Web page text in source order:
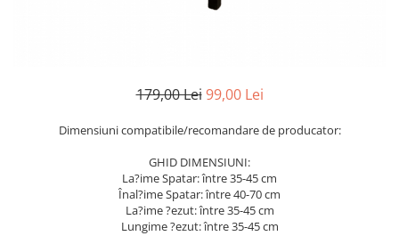
179,00 Lei 99,00 Lei
Dimensiuni compatibile/recomandare de producator:
GHID DIMENSIUNI:
La?ime Spatar: între 35-45 cm
Înal?ime Spatar: între 40-70 cm
La?ime ?ezut: între 35-45 cm
Lungime ?ezut: între 35-45 cm